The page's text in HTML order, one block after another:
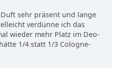
sehr präsent und lange
verdünne ich das
wieder mehr Platz im Deo-
1/4 statt 1/3 Cologne-